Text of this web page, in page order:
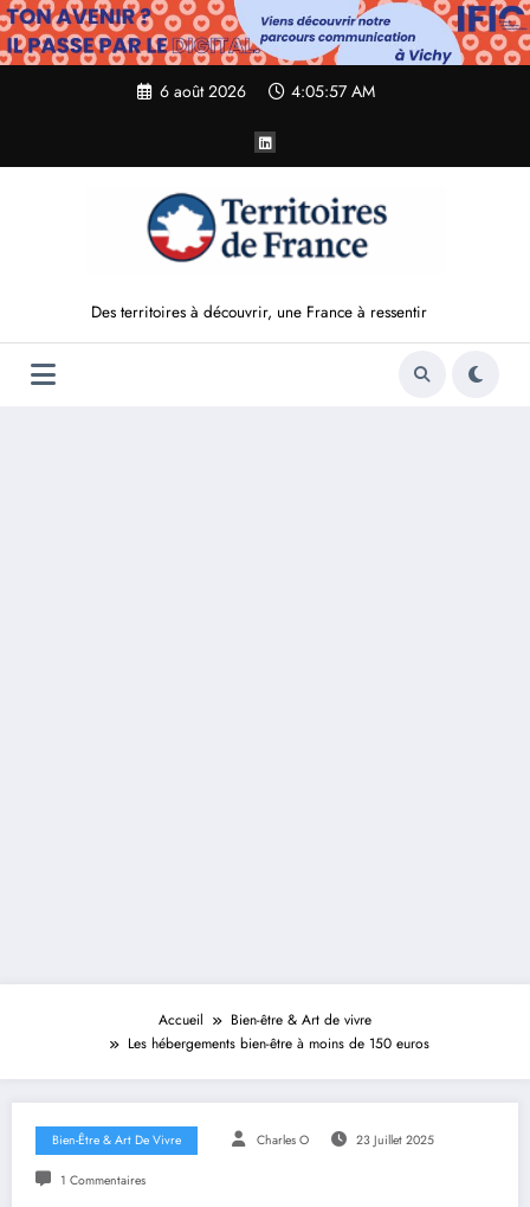
Aller
au
contenu
6 août 2026 4:05:58 AM
Des territoires à découvrir, une France à ressentir
Accueil
Bien-être & Art de vivre
Les hébergements bien-être à moins de 150 euros
Bien-Être & Art De Vivre Charles O 23 Juillet 2025
1 Commentaires